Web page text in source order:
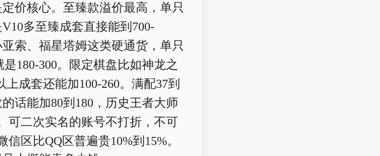
价核心。至臻款溢价最高，单只
多至臻成套直接能到700-
索、福星塔姆这类硬通货，单只
是180-300。限定棋盘比如神龙之
上成套还能加100-260。满配37到
话能加80到180，历史王者大师
可二次实名的账号不打折，不可
区比QQ区普遍贵10%到15%。